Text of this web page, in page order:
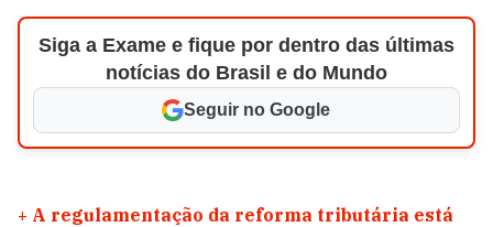
Siga a Exame e fique por dentro das últimas
notícias do Brasil e do Mundo
Seguir no Google
+ A regulamentação da reforma tributária está